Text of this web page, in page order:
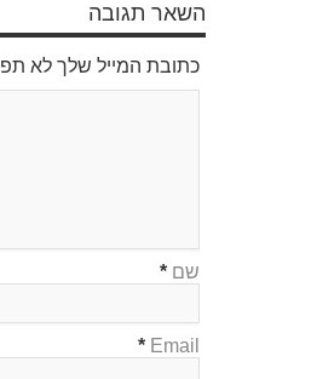
השאר תגובה
כתובת המייל שלך לא
שם *
Email
*